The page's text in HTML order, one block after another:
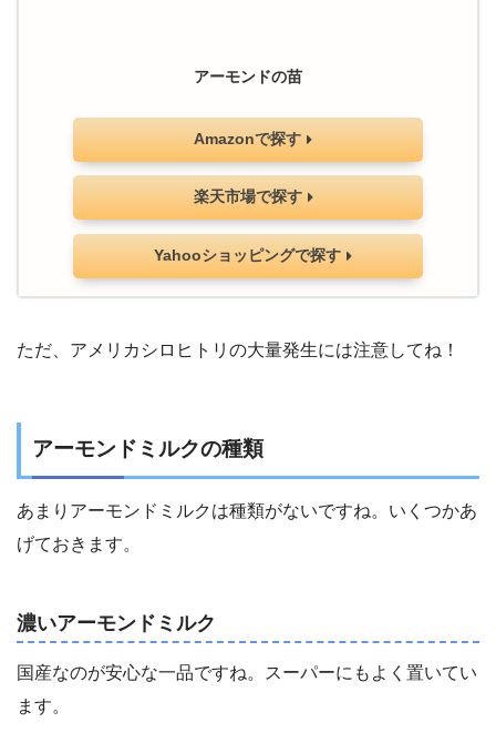
アーモンドの苗
Amazonで探す
楽天市場で探す
Yahooショッピングで探す
ただ、アメリカシロヒトリの大量発生には注意してね！
アーモンドミルクの種類
あまりアーモンドミルクは種類がないですね。いくつかあ
げておきます。
濃いアーモンドミルク
国産なのが安心な一品ですね。スーパーにもよく置いてい
ます。